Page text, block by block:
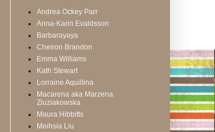
Andrea Ockey Parr
Anna-Karin Evaldsson
Barbarayaya
Cheiron Brandon
Emma Williams
Kath Stewart
Lorraine Aquillina
Macarena aka Marzena
Ziuziakowska
Maura Hibbitts
Meihsia Liu